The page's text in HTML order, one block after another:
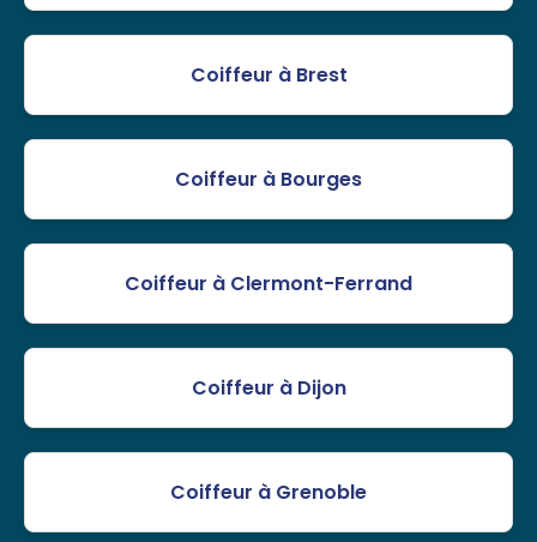
Coiffeur à Brest
Coiffeur à Bourges
Coiffeur à Clermont-Ferrand
Coiffeur à Dijon
Coiffeur à Grenoble